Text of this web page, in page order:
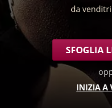
da
SFOGLIA
INIZIA A